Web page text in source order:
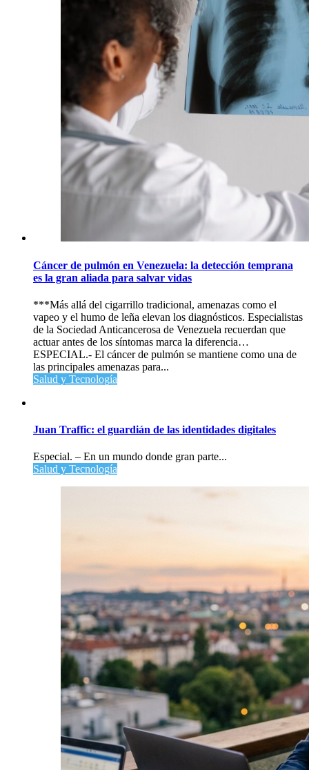
Cáncer de pulmón en Venezuela: la detección temprana
es la gran aliada para salvar vidas
***Más allá del cigarrillo tradicional, amenazas como el
vapeo y el humo de leña elevan los diagnósticos. Especialistas
de la Sociedad Anticancerosa de Venezuela recuerdan que
actuar antes de los síntomas marca la diferencia…
ESPECIAL.- El cáncer de pulmón se mantiene como una de
las principales amenazas para...
Salud y Tecnología
Juan Traffic: el guardián de las identidades digitales
Especial. – En un mundo donde gran parte...
Salud y Tecnología